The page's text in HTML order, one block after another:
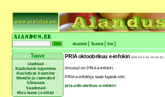
Avaleht Teated Ilm
Teave
Uudised
Kuulutuste lugemine
Kuulutuse lisamine
Meedia ja raamatud
Sõnavara
Seadused
Muu teave ja viited
PRIA oktoobrikuu e-infokiri(2024-10-31 14:16:11)
Ilmunud on PRIA e-infokiri.
PRIA e-infokirja saab lugeda siin:
pria-oktoobrikuu-e-infokiri